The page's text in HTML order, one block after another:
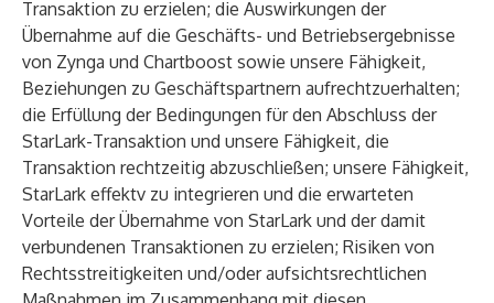
Transaktion zu erzielen; die Auswirkungen der
Übernahme auf die Geschäfts- und Betriebsergebnisse
von Zynga und Chartboost sowie unsere Fähigkeit,
Beziehungen zu Geschäftspartnern aufrechtzuerhalten;
die Erfüllung der Bedingungen für den Abschluss der
StarLark-Transaktion und unsere Fähigkeit, die
Transaktion rechtzeitig abzuschließen; unsere Fähigkeit,
StarLark effektv zu integrieren und die erwarteten
Vorteile der Übernahme von StarLark und der damit
verbundenen Transaktionen zu erzielen; Risiken von
Rechtsstreitigkeiten und/oder aufsichtsrechtlichen